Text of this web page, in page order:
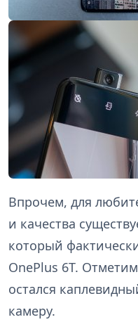
Впрочем, для
и качества
который
OnePlus 6T.
остался
камеру.